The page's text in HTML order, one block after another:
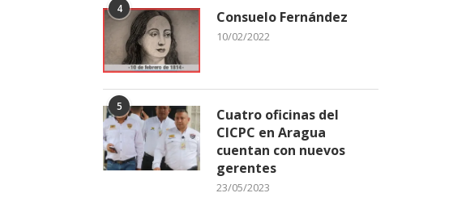
4 Consuelo Fernández
10/02/2022
5
Cuatro oficinas del
CICPC en Aragua
cuentan con nuevos
gerentes
23/05/2023